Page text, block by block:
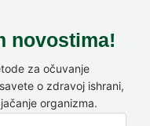
novostima!
za očuvanje
o zdravoj ishrani,
organizma.